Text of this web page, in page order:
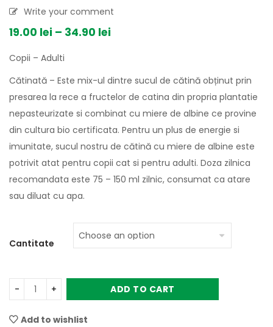
Write your comment
19.00 lei – 34.90 lei
Copii – Adulti
Cătinată – Este mix-ul dintre sucul de cătină obținut prin
presarea la rece a fructelor de catina din propria plantatie
nepasteurizate si combinat cu miere de albine ce provine
din cultura bio certificata. Pentru un plus de energie si
imunitate, sucul nostru de cătină cu miere de albine este
potrivit atat pentru copii cat si pentru adulti. Doza zilnica
recomandata este 75 – 150 ml zilnic, consumat ca atare
sau diluat cu apa.
Cantitate
ADD TO CART
Add to wishlist